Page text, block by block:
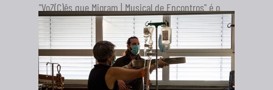
"VoZ(C)ês que Migram | Musical de Encontros" é o
novo projeto da Sociedade Artística Musical dos
Pousos (SAMP), em...
SABER MAIS